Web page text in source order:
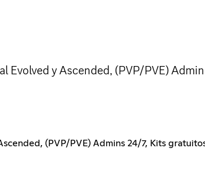
y Ascended, (PVP/PVE)
(PVP/PVE) Admins 24/7, Kits